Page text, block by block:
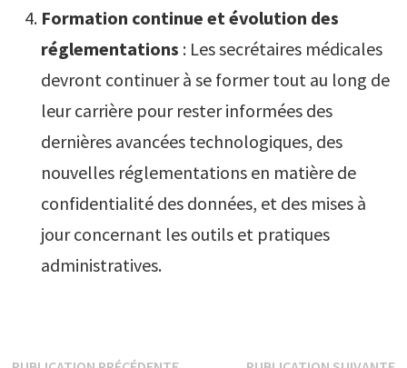
Formation continue et évolution des
réglementations : Les secrétaires médicales
devront continuer à se former tout au long de
leur carrière pour rester informées des
dernières avancées technologiques, des
nouvelles réglementations en matière de
confidentialité des données, et des mises à
jour concernant les outils et pratiques
administratives.